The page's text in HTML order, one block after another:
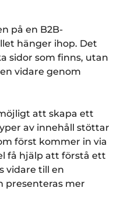
på en B2B-
hänger ihop. Det
sidor som finns, utan
vidare genom
att skapa ett
av innehåll stöttar
först kommer in via
få hjälp att förstå ett
vidare till en
presenteras mer